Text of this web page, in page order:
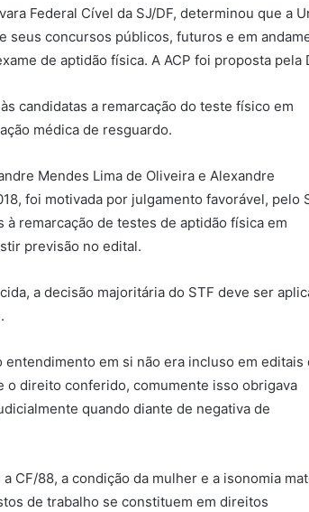
Federal Cível da SJ/DF, determinou que a
seus concursos públicos, futuros e em
de aptidão física. A ACP foi proposta pela
candidatas a remarcação do teste físico em
médica de resguardo.
Mendes Lima de Oliveira e Alexandre
foi motivada por julgamento favorável, pelo
remarcação de testes de aptidão física em
previsão no edital.
a decisão majoritária do STF deve ser
em si não era incluso em editais
direito conferido, comumente isso obrigava
quando diante de negativa de
CF/88, a condição da mulher e a isonomia
de trabalho se constituem em direitos